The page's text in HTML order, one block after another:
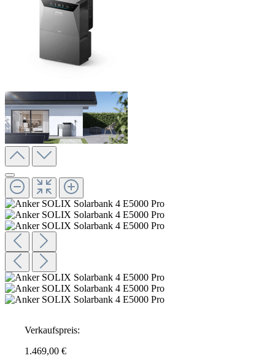
Verkaufspreis:
1.469,00 €